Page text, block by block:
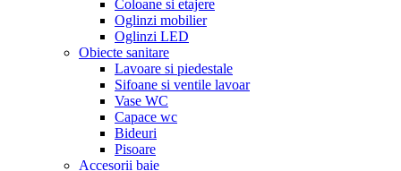
Coloane si etajere
Oglinzi mobilier
Oglinzi LED
Obiecte sanitare
Lavoare si piedestale
Sifoane si ventile lavoar
Vase WC
Capace wc
Bideuri
Pisoare
Accesorii baie